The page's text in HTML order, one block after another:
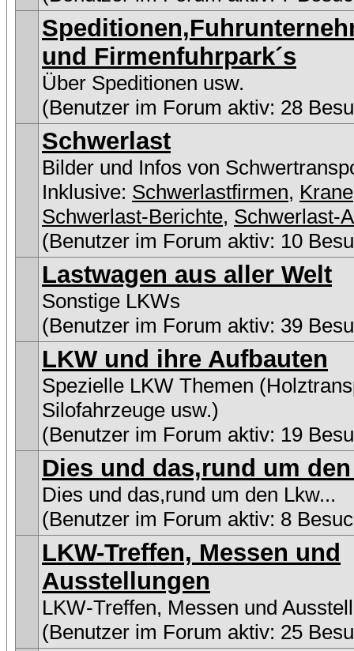
und Firmenfuhrpark´s
Über Speditionen usw.
(Benutzer im Forum aktiv: 28
Schwerlast
Bilder und Infos von
Inklusive: Schwerlastfirmen, Krane
Schwerlast-Berichte, Schwerlast-
(Benutzer im Forum aktiv: 10
Lastwagen aus aller Welt
Sonstige LKWs
(Benutzer im Forum aktiv: 39
LKW und ihre Aufbauten
Spezielle LKW Themen
Silofahrzeuge usw.)
(Benutzer im Forum aktiv: 19
Dies und das,rund um
Dies und das,rund um den Lkw...
(Benutzer im Forum aktiv: 8
LKW-Treffen, Messen und
Ausstellungen
LKW-Treffen, Messen und
(Benutzer im Forum aktiv: 25